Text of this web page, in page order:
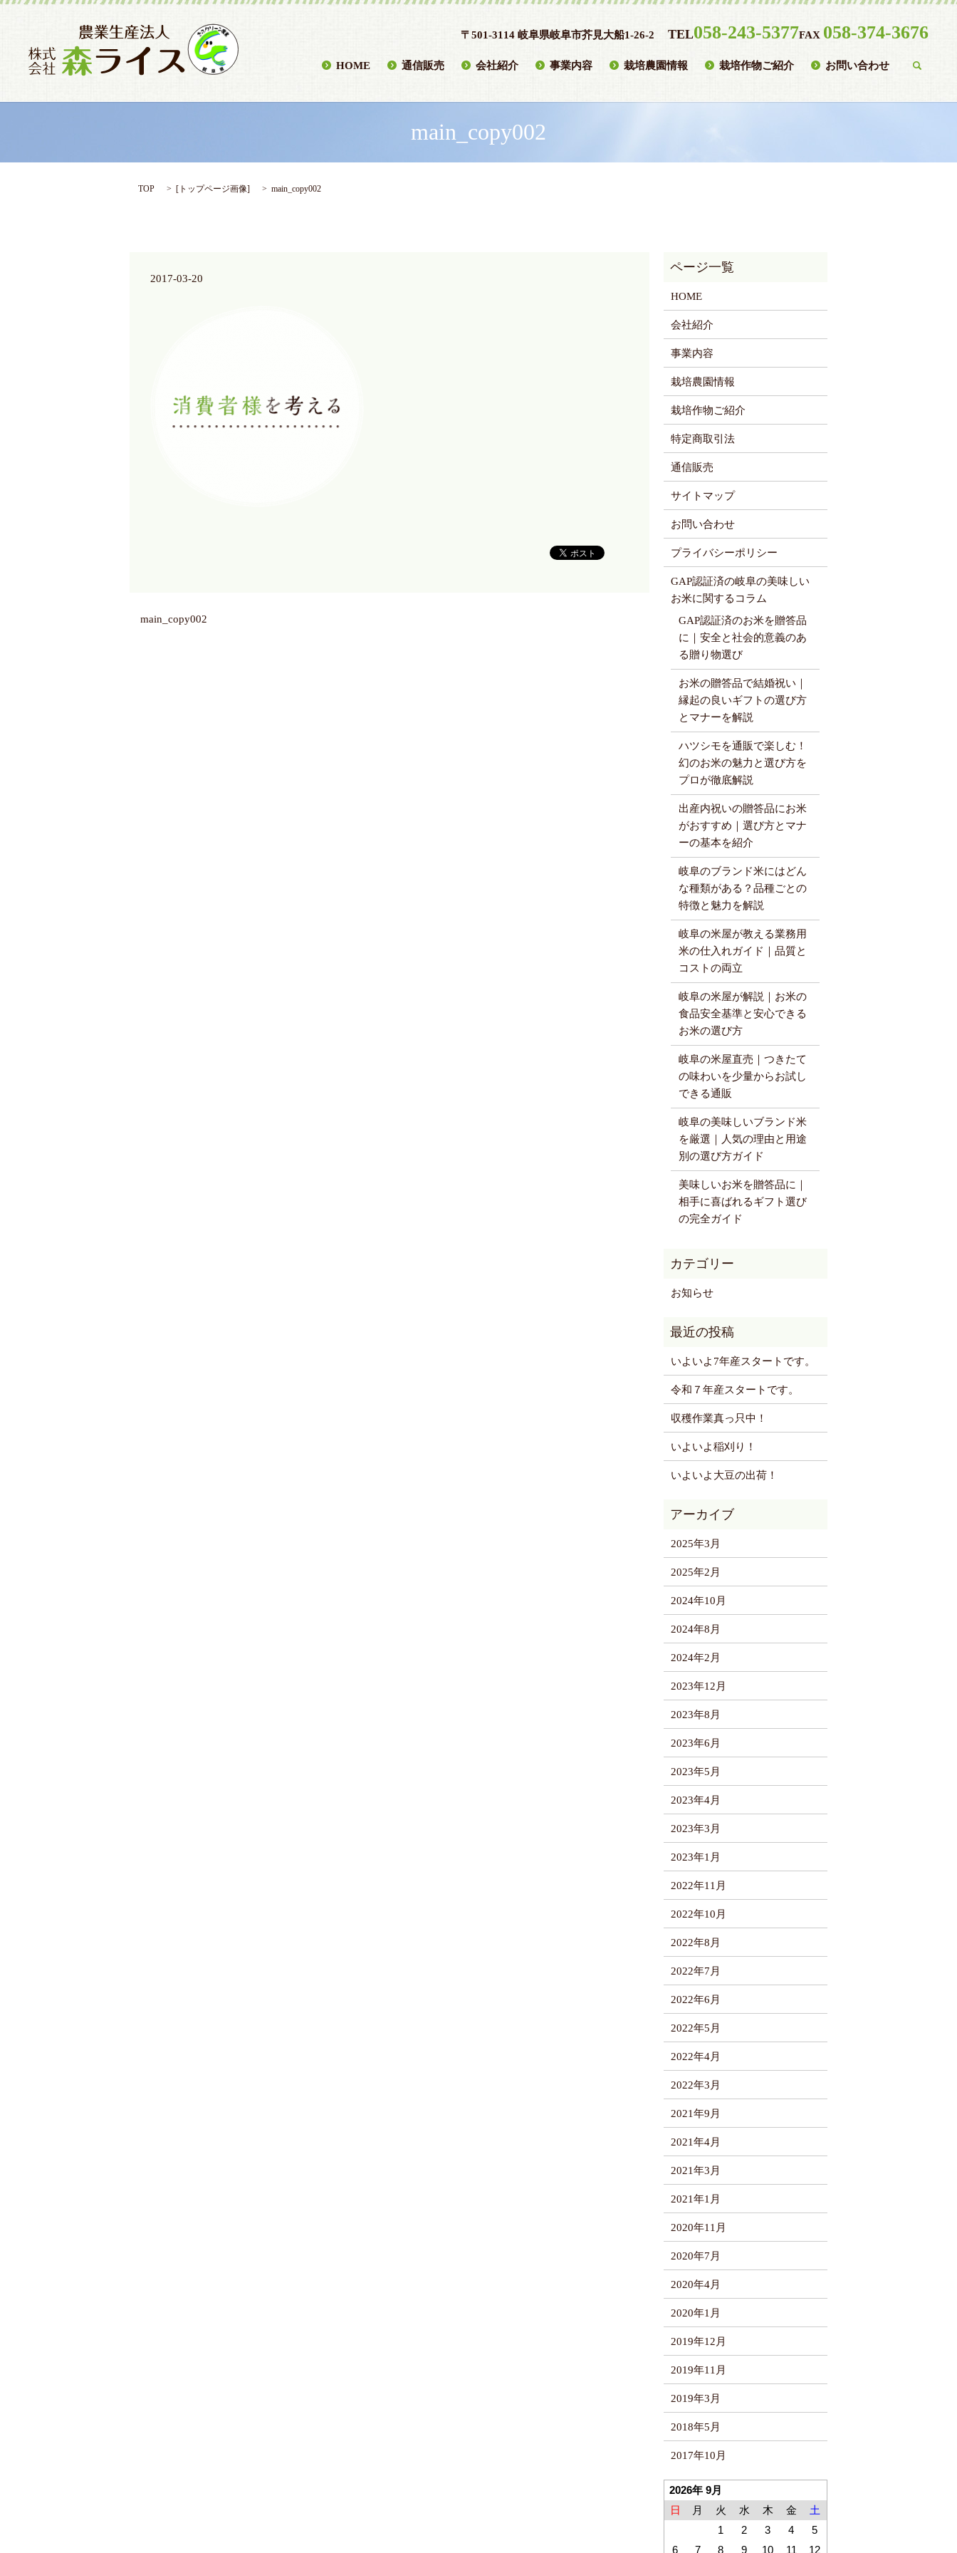
〒501-3114 岐阜県岐阜市芥見大船1-26-2 TEL058-243-5377FAX 058-374-3676
HOME 通信販売 会社紹介 事業内容 栽培農園情報 栽培作物ご紹介 お問い合わせ
main_copy002
TOP [ トップページ画像] main_copy002
2017-03-20
main_copy002
HOME
会社紹介
事業内容
栽培農園情報
栽培作物ご紹介
特定商取引法
通信販売
サイトマップ
お問い合わせ
プライバシーポリシー
GAP認証済の岐阜の美味しい
お米に関するコラム
GAP認証済のお米を贈答品
に｜安全と社会的意義のあ
る贈り物選び
お米の贈答品で結婚祝い｜
縁起の良いギフトの選び方
とマナーを解説
ハツシモを通販で楽しむ！
幻のお米の魅力と選び方を
プロが徹底解説
出産内祝いの贈答品にお米
がおすすめ｜選び方とマナ
ーの基本を紹介
岐阜のブランド米にはどん
な種類がある？品種ごとの
特徴と魅力を解説
岐阜の米屋が教える業務用
米の仕入れガイド｜品質と
コストの両立
岐阜の米屋が解説｜お米の
食品安全基準と安心できる
お米の選び方
岐阜の米屋直売｜つきたて
の味わいを少量からお試し
できる通販
岐阜の美味しいブランド米
を厳選｜人気の理由と用途
別の選び方ガイド
美味しいお米を贈答品に｜
相手に喜ばれるギフト選び
の完全ガイド
お知らせ
いよいよ7年産スタートです。
令和７年産スタートです。
収穫作業真っ只中！
いよいよ稲刈り！
いよいよ大豆の出荷！
2025年3月
2025年2月
2024年10月
2024年8月
2024年2月
2023年12月
2023年8月
2023年6月
2023年5月
2023年4月
2023年3月
2023年1月
2022年11月
2022年10月
2022年8月
2022年7月
2022年6月
2022年5月
2022年4月
2022年3月
2021年9月
2021年4月
2021年3月
2021年1月
2020年11月
2020年7月
2020年4月
2020年1月
2019年12月
2019年11月
2019年3月
2018年5月
2017年10月
2026年 9月
日
月 火 水 木 金
土
1
2 3 4
5
6
7 8 9 10 11 12